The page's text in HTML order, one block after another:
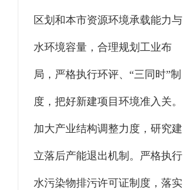
区划和本市资源环境承载能力与
水环境容量，合理规划工业布
局，严格执行环评、“三同时”制
度，把好新建项目环境准入关。
加大产业结构调整力度，研究建
立落后产能退出机制。严格执行
水污染物排污许可证制度，落实